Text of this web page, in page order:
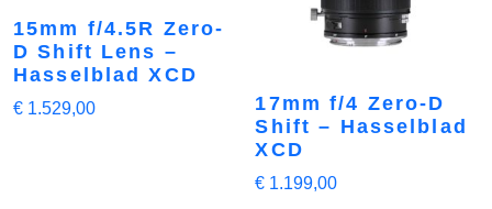
15mm f/4.5R Zero-
D Shift Lens –
Hasselblad XCD
€ 1.529,00
17mm f/4 Zero-D
Shift – Hasselblad
XCD
€ 1.199,00